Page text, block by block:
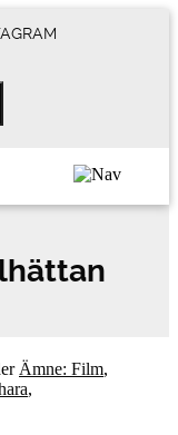
Ämne: Film,
,